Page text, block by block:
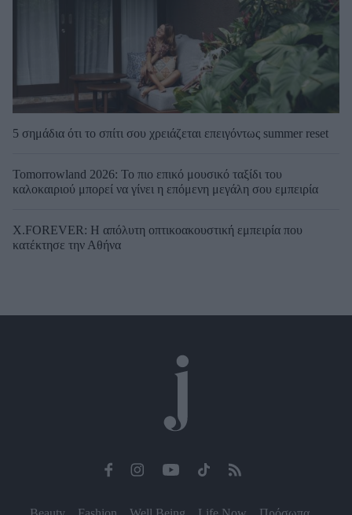
5 σημάδια ότι το σπίτι σου χρειάζεται επειγόντως summer reset
Tomorrowland 2026: Το πιο επικό μουσικό ταξίδι του
καλοκαιριού μπορεί να γίνει η επόμενη μεγάλη σου εμπειρία
X.FOREVER: Η απόλυτη οπτικοακουστική εμπειρία που
κατέκτησε την Αθήνα